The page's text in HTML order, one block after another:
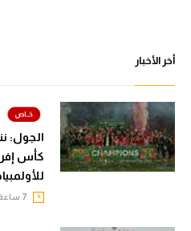
أخر الأخبار
الجول: